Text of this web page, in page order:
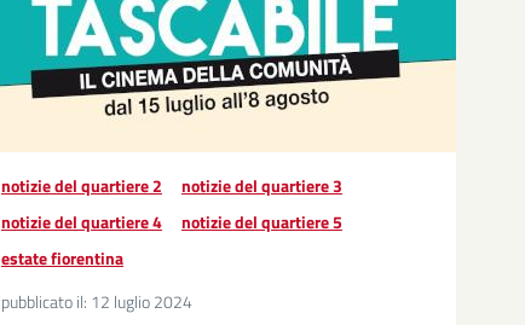
notizie del quartiere 2
notizie del quartiere 3
notizie del quartiere 4
notizie del quartiere 5
estate fiorentina
pubblicato il: 12 luglio 2024